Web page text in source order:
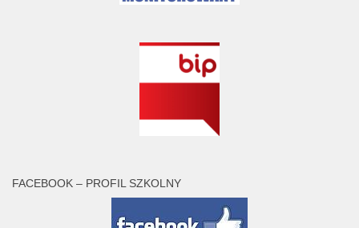
FACEBOOK – PROFIL SZKOLNY